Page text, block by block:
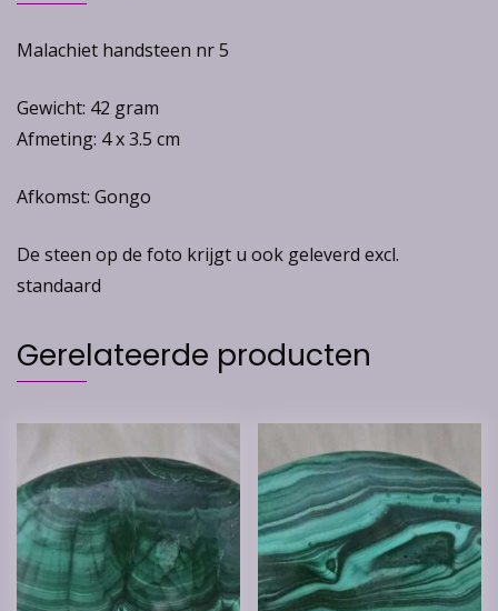
Malachiet handsteen nr 5
Gewicht: 42 gram
Afmeting: 4 x 3.5 cm
Afkomst: Gongo
De steen op de foto krijgt u ook geleverd excl.
standaard
Gerelateerde producten